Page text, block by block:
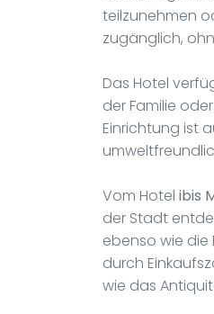
teilzunehmen
zugänglich,
Das Hotel
der Familie
Einrichtung ist
Vom Hotel ibis
der Stadt
ebenso wie die
durch
wie das